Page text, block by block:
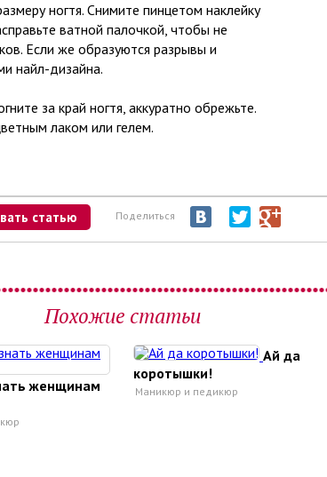
ногтя. Снимите пинцетом наклейку
ватной палочкой, чтобы не
Если же образуются разрывы и
найл-дизайна.
за край ногтя, аккуратно обрежьте.
лаком или гелем.
статью Поделиться
Похожие статьи
женщинам
Ай да
коротышки!
Маникюр и педикюр